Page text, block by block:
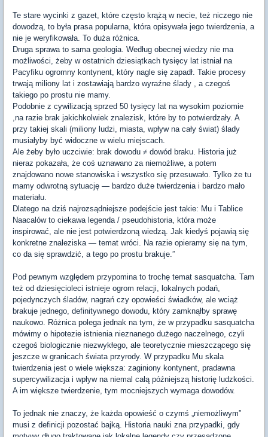
Te stare wycinki z gazet, które często krążą w necie, też niczego nie
dowodzą, to była prasa popularna, która opisywała jego twierdzenia, a
nie je weryfikowała. To duża różnica.
Druga sprawa to sama geologia. Według obecnej wiedzy nie ma
możliwości, żeby w ostatnich dziesiątkach tysięcy lat istniał na
Pacyfiku ogromny kontynent, który nagle się zapadł. Takie procesy
trwają miliony lat i zostawiają bardzo wyraźne ślady , a czegoś
takiego po prostu nie mamy.
Podobnie z cywilizacją sprzed 50 tysięcy lat na wysokim poziomie
,na razie brak jakichkolwiek znalezisk, które by to potwierdzały. A
przy takiej skali (miliony ludzi, miasta, wpływ na cały świat) ślady
musiałyby być widoczne w wielu miejscach.
Ale żeby było uczciwie: brak dowodu ≠ dowód braku. Historia już
nieraz pokazała, że coś uznawano za niemożliwe, a potem
znajdowano nowe stanowiska i wszystko się przesuwało. Tylko że tu
mamy odwrotną sytuację — bardzo duże twierdzenia i bardzo mało
materiału.
Dlatego na dziś najrozsądniejsze podejście jest takie: Mu i Tablice
Naacalów to ciekawa legenda / pseudohistoria, która może
inspirować, ale nie jest potwierdzoną wiedzą. Jak kiedyś pojawią się
konkretne znaleziska — temat wróci. Na razie opieramy się na tym,
co da się sprawdzić, a tego po prostu brakuje.”
Pod pewnym względem przypomina to trochę temat sasquatcha. Tam
też od dziesięcioleci istnieje ogrom relacji, lokalnych podań,
pojedynczych śladów, nagrań czy opowieści świadków, ale wciąż
brakuje jednego, definitywnego dowodu, który zamknąłby sprawę
naukowo. Różnica polega jednak na tym, że w przypadku sasquatcha
mówimy o hipotezie istnienia nieznanego dużego naczelnego, czyli
czegoś biologicznie niezwykłego, ale teoretycznie mieszczącego się
jeszcze w granicach świata przyrody. W przypadku Mu skala
twierdzenia jest o wiele większa: zaginiony kontynent, pradawna
supercywilizacja i wpływ na niemal całą późniejszą historię ludzkości.
A im większe twierdzenie, tym mocniejszych wymaga dowodów.
To jednak nie znaczy, że każda opowieść o czymś „niemożliwym”
musi z definicji pozostać bajką. Historia nauki zna przypadki, gdy